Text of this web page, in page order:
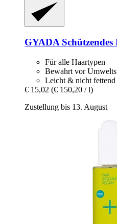
GYADA
Für alle Haartypen
Bewahrt vor
Leicht & nicht fettend
€ 15,02 (€ 150,20 / l)
Zustellung bis 13. August